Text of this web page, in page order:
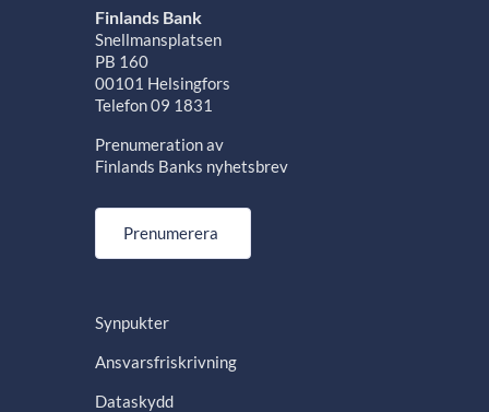
Finlands Bank
Snellmansplatsen
PB 160
00101 Helsingfors
Telefon 09 1831
Prenumeration av
Finlands Banks nyhetsbrev
Prenumerera
Synpukter
Ansvarsfriskrivning
Dataskydd